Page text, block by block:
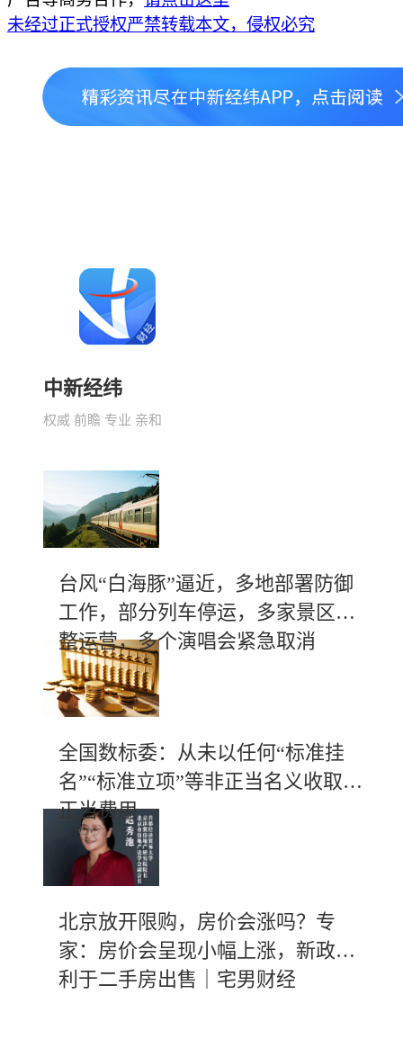
未经过正式授权严禁转载本文，侵权必究
中新经纬
权威 前瞻 专业 亲和
台风“白海豚”逼近，多地部署防御
工作，部分列车停运，多家景区调
整运营，多个演唱会紧急取消
全国数标委：从未以任何“标准挂
名”“标准立项”等非正当名义收取不
正当费用
北京放开限购，房价会涨吗？专
家：房价会呈现小幅上涨，新政有
利于二手房出售｜宅男财经